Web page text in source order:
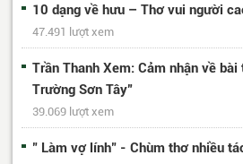
10 dạng về hưu – Thơ vui người
47.491 lượt xem
Trần Thanh Xem: Cảm nhận về
Trường Sơn Tây”
39.069 lượt xem
" Làm vợ lính" - Chùm thơ nhiều